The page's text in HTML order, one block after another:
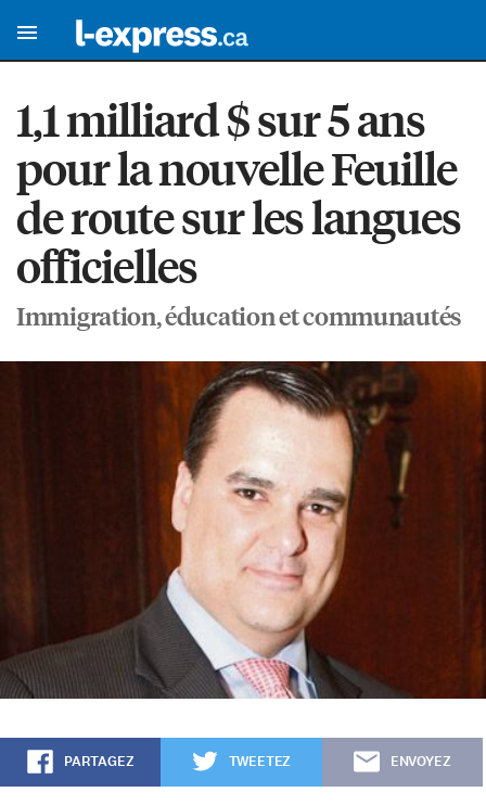
1,1 milliard $ sur 5 ans
pour la nouvelle Feuille
de route sur les langues
officielles
Immigration, éducation et communautés
PARTAGEZ TWEETEZ ENVOYEZ